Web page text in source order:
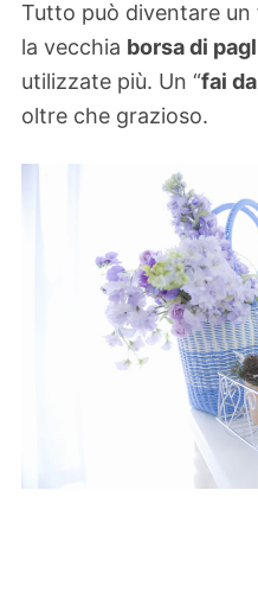
Tutto può diventare un
la vecchia borsa di
utilizzate più. Un “fai
oltre che grazioso.